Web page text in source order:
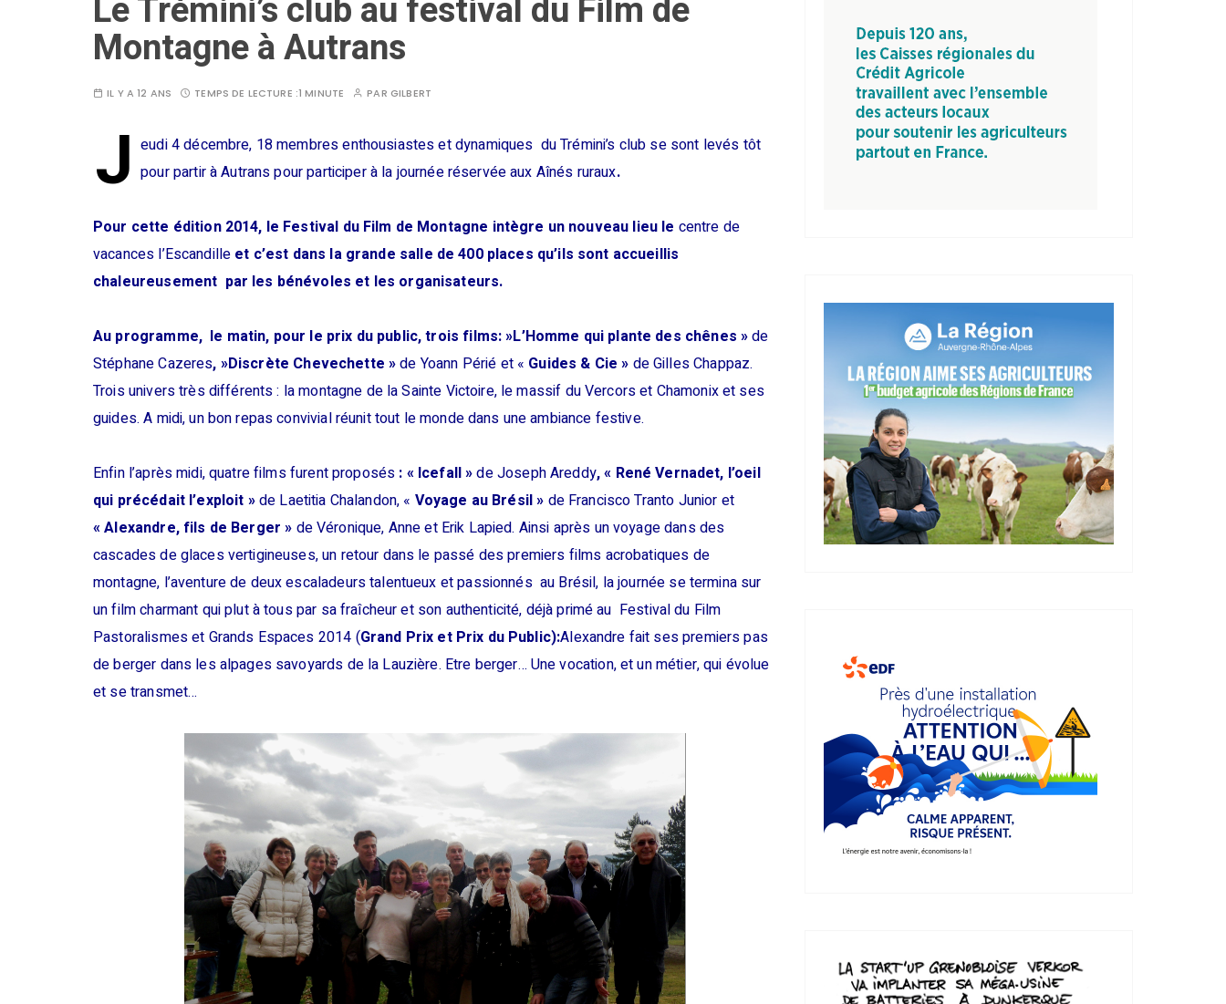
Le Trémini’s club au festival du Film de
Montagne à Autrans
IL Y A 12 ANS TEMPS DE LECTURE :1 MINUTE PAR GILBERT
J eudi 4 décembre, 18 membres enthousiastes et dynamiques du Trémini’s club se sont levés tôt
pour partir à Autrans pour participer à la journée réservée aux Aînés ruraux.
Pour cette édition 2014, le Festival du Film de Montagne intègre un nouveau lieu le centre de
vacances l’Escandille et c’est dans la grande salle de 400 places qu’ils sont accueillis
chaleureusement par les bénévoles et les organisateurs.
Au programme, le matin, pour le prix du public, trois films: »L’Homme qui plante des chênes »de
Stéphane Cazeres, »Discrète Chevechette »de Yoann Périé et « Guides & Cie » de Gilles Chappaz.
Trois univers très différents : la montagne de la Sainte Victoire, le massif du Vercors et Chamonix et ses
guides. A midi, un bon repas convivial réunit tout le monde dans une ambiance festive.
Enfin l’après midi, quatre films furent proposés : « Icefall »de JosephAreddy, « René Vernadet, l’oeil
qui précédait l’exploit »de Laetitia Chalandon, « Voyage au Brésil » de Francisco Tranto Junior et
« Alexandre, fils de Berger » deVéronique, Anne et Erik Lapied. Ainsi après un voyage dans des
cascades de glaces vertigineuses, un retour dans le passé des premiers films acrobatiques de
montagne, l’aventure de deux escaladeurs talentueux et passionnés au Brésil, la journée se termina sur
un film charmant qui plut à tous par sa fraîcheur et son authenticité, déjà primé au Festival du Film
Pastoralismes et Grands Espaces 2014 (Grand Prix et Prix du Public):Alexandre fait ses premiers pas
de berger dans les alpages savoyards de la Lauzière. Etre berger… Une vocation, et un métier, qui évolue
et se transmet…